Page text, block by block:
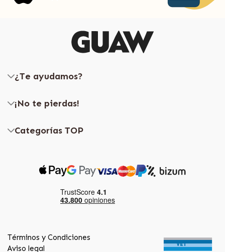
¿Te ayudamos?
¡No te pierdas!
Categorías TOP
Términos y Condiciones
Aviso legal